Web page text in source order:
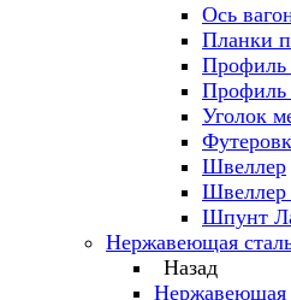
Ось
Планки
Профиль
Профиль
Уголок
Швеллер
Швеллер
Шпунт
Нержавеющая
Назад
Нержавеющая